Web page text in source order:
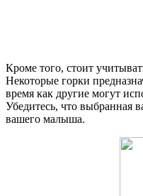
Кроме того, стоит
Некоторые горки
время как другие могут
Убедитесь, что выбранная
вашего малыша.